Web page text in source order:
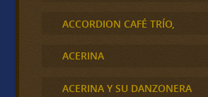
ACCORDION CAFÉ TRÍO,
ACERINA
ACERINA Y SU DANZONERA